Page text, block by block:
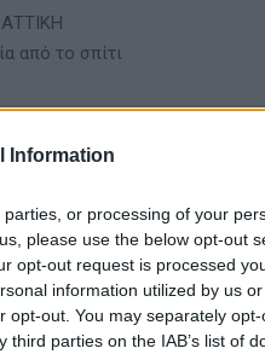
Information
or processing of your
please use the below opt-out
opt-out request is processed
information utilized by us
opt-out. You may separately
parties on the IAB’s list of
από το σπίτι
Κλήσεις
από το σπίτι